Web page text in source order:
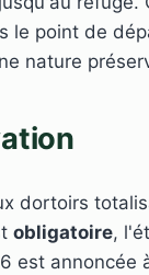
le point de
nature
dortoirs
obligatoire,
est